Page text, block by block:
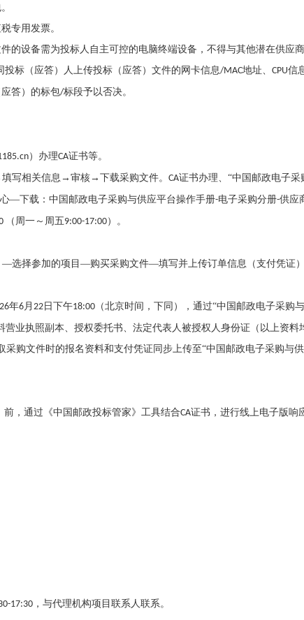
专用发票。
的设备需为投标人自主可控的电脑终端设备，不得与其他潜在供应
投标（应答）人上传投标（应答）文件的网卡信息/MAC地址、 CPU信
答）的标包/标段予以否决。
）办理CA证书等。
写相关信息→审核→下载采购文件。 CA证书办理、“中国邮政电子采
—下载：中国邮政电子采购与供应平台操作手册-电子采购分册-供应
（周一～周五9:00-17:00）。
选择参加的项目—购买采购文件—填写并上传订单信息（支付凭证
年6月 22 日下午18:00 （北京时间，下同），通过“中国邮政电子采购
业执照副本、授权委托书、法定代表人被授权人身份证（以上资料
采购文件时的报名资料和支付凭证同步上传至“中国邮政电子采购与
前，通过《中国邮政投标管家》工具结合CA证书，进行线上电子版响
17:30 ，与代理机构项目联系人联系。